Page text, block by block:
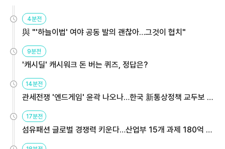
4분전
與 "'하늘이법' 여야 공동 발의 괜찮아…그것이 협치"
9분전
'캐시딜' 캐시워크 돈 버는 퀴즈, 정답은?
14분전
관세전쟁 '엔드게임' 윤곽 나오나…한국 新통상정책 교두보 활
용해야
17분전
섬유패션 글로벌 경쟁력 키운다…산업부 15개 과제 180억 지
원